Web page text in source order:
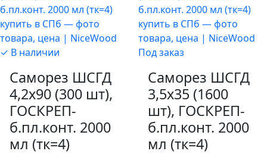
✓ В наличии
Саморез ШСГД
4,2х90 (300 шт),
ГОСКРЕП-
б.пл.конт. 2000
мл (тк=4)
Под заказ
Саморез ШСГД
3,5х35 (1600
шт), ГОСКРЕП-
б.пл.конт. 2000
мл (тк=4)